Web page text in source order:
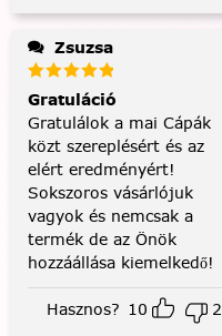
Zsuzsa
Gratuláció
Gratulálok a mai Cápák
közt szereplésért és az
elért eredményért!
Sokszoros vásárlójuk
vagyok és nemcsak a
termék de az Önök
hozzáállása kiemelkedő!
Hasznos? 10 2